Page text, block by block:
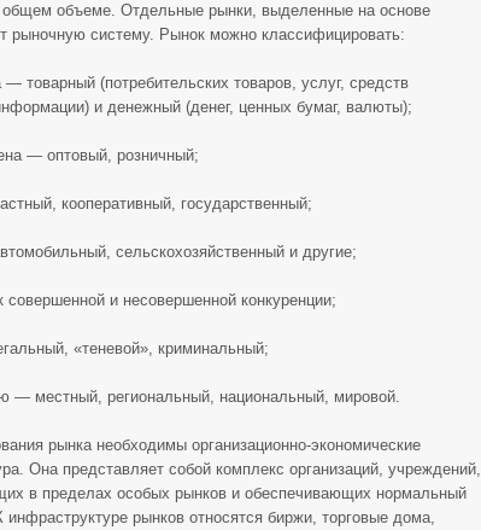
объеме. Отдельные рынки, выделенные на основе
рыночную систему. Рынок можно классифицировать:
товарный (потребительских товаров, услуг, средств
и денежный (денег, ценных бумаг, валюты);
— оптовый, розничный;
кооперативный, государственный;
сельскохозяйственный и другие;
и несовершенной конкуренции;
«теневой», криминальный;
— местный, региональный, национальный, мировой.
рынка необходимы организационно-экономические
Она представляет собой комплекс организаций, учреждений,
в пределах особых рынков и обеспечивающих нормальный
рынков относятся биржи, торговые дома,